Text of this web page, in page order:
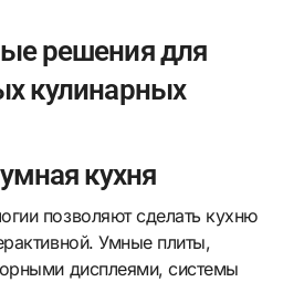
решения для
кулинарных
кухня
позволяют сделать кухню
Умные плиты,
дисплеями, системы